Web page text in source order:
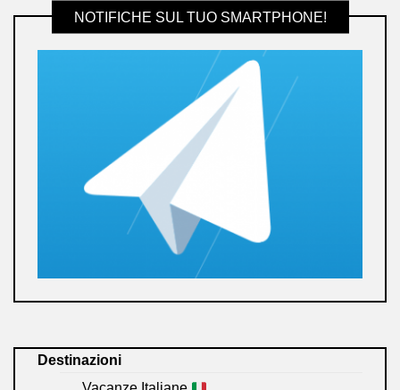
NOTIFICHE SUL TUO SMARTPHONE!
Destinazioni